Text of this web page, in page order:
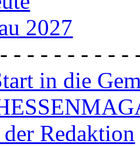
2027
- - - - - - - - -
in die
der Redaktion